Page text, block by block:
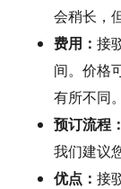
会稍长，
费用： 接
间。价格
有所不同
预订流程：
我们建议
优点： 接